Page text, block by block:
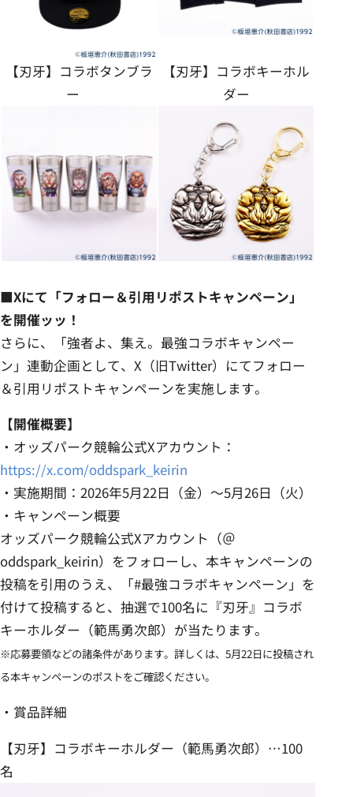
【刃牙】コラボタンブラ
ー
【刃牙】コラボキーホル
ダー
■Xにて「フォロー＆引用リポストキャンペーン」
を開催ッッ！
さらに、「強者よ、集え。最強コラボキャンペー
ン」連動企画として、X（旧Twitter）にてフォロー
＆引用リポストキャンペーンを実施します。
【開催概要】
・オッズパーク競輪公式Xアカウント：
https://x.com/oddspark_keirin
・実施期間：2026年5月22日（金）～5月26日（火）
・キャンペーン概要
オッズパーク競輪公式Xアカウント（＠
oddspark_keirin）をフォローし、本キャンペーンの
投稿を引用のうえ、「#最強コラボキャンペーン」を
付けて投稿すると、抽選で100名に『刃牙』コラボ
キーホルダー（範馬勇次郎）が当たります。
※応募要領などの諸条件があります。詳しくは、5月22日に投稿され
る本キャンペーンのポストをご確認ください。
・賞品詳細
【刃牙】コラボキーホルダー（範馬勇次郎）…100
名